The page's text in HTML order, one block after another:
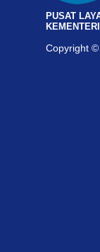
PUSAT
Copyright